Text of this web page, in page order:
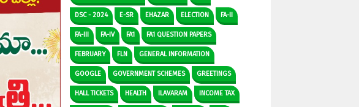
DSC - 2024 E-SR EHAZAR ELECTION FA-II
FA-III FA-IV FA1 FA1 QUESTION PAPERS
FEBRUARY FLN GENERAL INFORMATION
GOOGLE GOVERNMENT SCHEMES GREETINGS
HALL TICKETS HEALTH ILAVARAM INCOME TAX